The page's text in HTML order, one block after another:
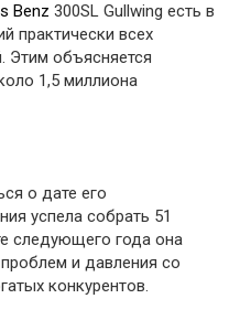
Benz 300SL Gullwing есть в
практически всех
Этим объясняется
1,5 миллиона
о дате его
успела собрать 51
следующего года она
и давления со
конкурентов.